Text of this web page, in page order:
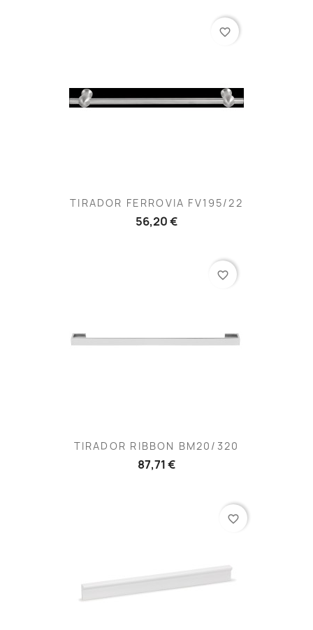
TIRADOR FERROVIA FV195/22
56,20 €
favorite_border
TIRADOR RIBBON BM20/320
87,71 €
favorite_border
favorite_border